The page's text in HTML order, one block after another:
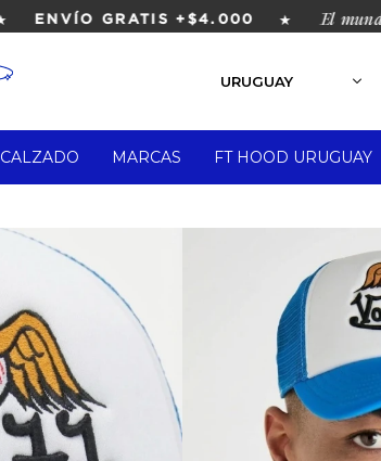
ENVÍO GRATIS +$4.000 ★ El mundo
CALZADO MARCAS FT HOOD URUGUAY